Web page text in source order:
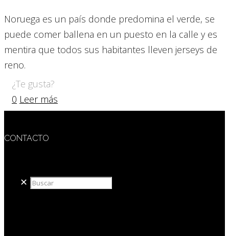
Noruega es un país donde predomina el verde, se
puede comer ballena en un puesto en la calle y es
mentira que todos sus habitantes lleven jerseys de
reno.
¿Te gusta?
0 Leer más
CONTACTO
✕